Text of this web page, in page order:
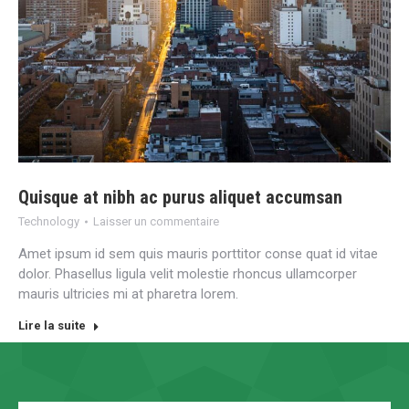
Quisque at nibh ac purus aliquet accumsan
Technology Laisser un commentaire
Amet ipsum id sem quis mauris porttitor conse quat id vitae
dolor. Phasellus ligula velit molestie rhoncus ullamcorper
mauris ultricies mi at pharetra lorem.
Lire la suite